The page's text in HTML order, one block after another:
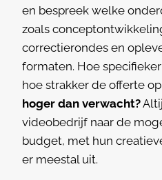
en bespreek welke
zoals
correctierondes en
formaten. Hoe
hoe strakker de offerte
hoger dan verwacht?
videobedrijf naar de
budget, met hun
er meestal uit.